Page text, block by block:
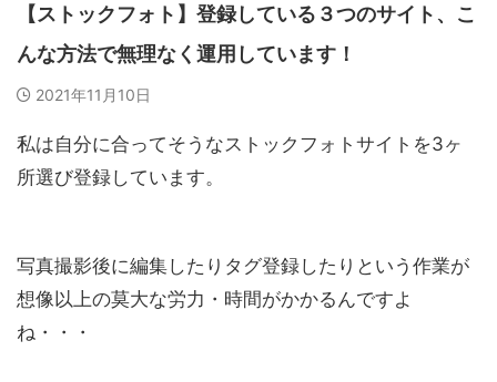
【ストックフォト】登録している３つのサイト、こ
んな方法で無理なく運用しています！
2021年11月10日
私は自分に合ってそうなストックフォトサイトを3ヶ
所選び登録しています。
写真撮影後に編集したりタグ登録したりという作業が
想像以上の莫大な労力・時間がかかるんですよ
ね・・・